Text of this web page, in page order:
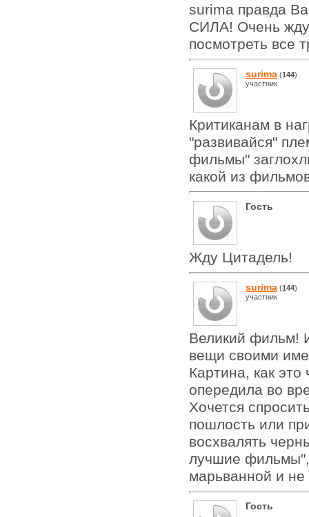
surima правда
СИЛА! Очень
посмотреть все
surima (144)
участник
Критиканам в
"развивайся"
фильмы"
какой из
Гость
Жду Цитадель!
surima (144)
участник
Великий фильм!
вещи своими
Картина, как
опередила во
Хочется
пошлость или
восхвалять
лучшие
марьванной и не
Гость